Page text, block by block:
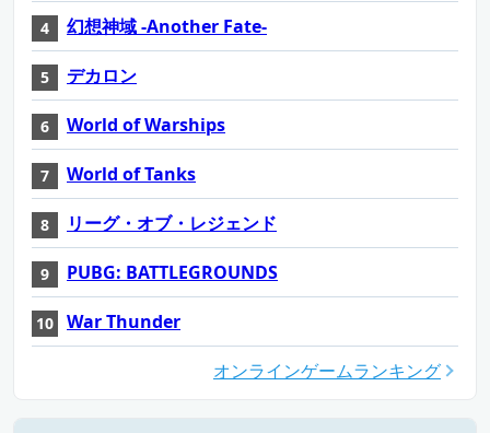
幻想神域 -Another Fate-
デカロン
World of Warships
World of Tanks
リーグ・オブ・レジェンド
PUBG: BATTLEGROUNDS
War Thunder
オンラインゲームランキング